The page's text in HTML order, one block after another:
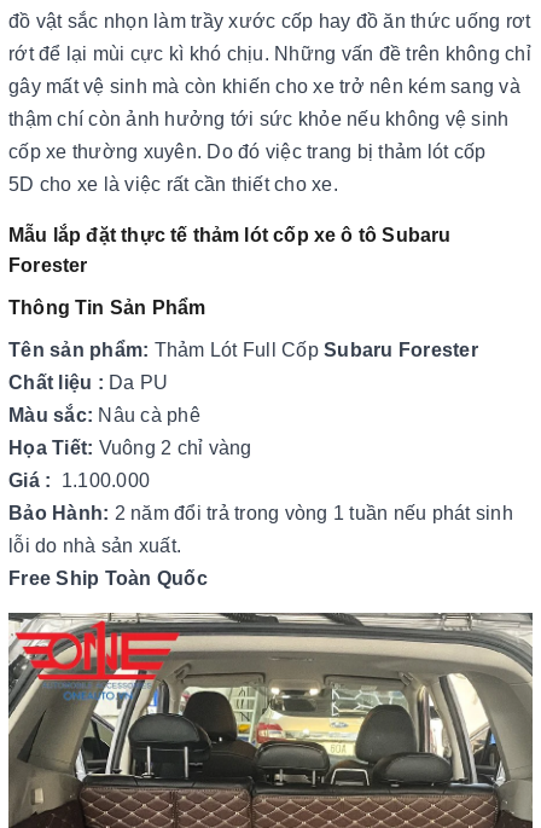
đồ vật sắc nhọn làm trầy xước cốp hay đồ ăn thức uống rơt
rớt để lại mùi cực kì khó chịu. Những vấn đề trên không chỉ
gây mất vệ sinh mà còn khiến cho xe trở nên kém sang và
thậm chí còn ảnh hưởng tới sức khỏe nếu không vệ sinh
cốp xe thường xuyên. Do đó việc trang bị thảm lót cốp
5D cho xe là việc rất cần thiết cho xe.
Mẫu lắp đặt thực tế thảm lót cốp xe ô tô Subaru
Forester
Thông Tin Sản Phẩm
Tên sản phẩm: Thảm Lót Full Cốp Subaru Forester
Chất liệu : Da PU
Màu sắc: Nâu cà phê
Họa Tiết: Vuông 2 chỉ vàng
Giá : 1.100.000
Bảo Hành: 2 năm đổi trả trong vòng 1 tuần nếu phát sinh
lỗi do nhà sản xuất.
Free Ship Toàn Quốc